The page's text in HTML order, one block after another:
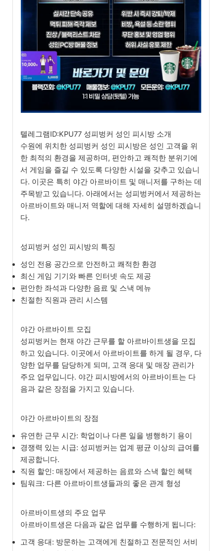
텔레그램ID:KPU77 성피벙커 성인 피시방 소개
수원에 위치한 성피벙커 성인 피시방은 성인 고객을 위
한 최적의 환경을 제공하며, 편안하고 쾌적한 분위기에
서 게임을 즐길 수 있도록 다양한 시설을 갖추고 있습니
다. 이곳은 특히 야간 아르바이트 및 매니저를 구하는 데
주목받고 있습니다. 아래에서는 성피벙커에서 제공하는
아르바이트와 매니저 역할에 대해 자세히 설명하겠습니
다.
성피벙커 성인 피시방의 특징
성인 전용 공간으로 안전하고 쾌적한 환경
최신 게임 기기와 빠른 인터넷 속도 제공
편안한 좌석과 다양한 음료 및 스낵 메뉴
친절한 직원과 관리 시스템
야간 아르바이트 모집
성피벙커는 현재 야간 근무를 할 아르바이트생을 모집
하고 있습니다. 이곳에서 아르바이트를 하게 될 경우, 다
양한 업무를 담당하게 되며, 고객 응대 및 매장 관리가
주요 업무입니다. 야간 피시방에서의 아르바이트는 다
음과 같은 장점을 가지고 있습니다.
야간 아르바이트의 장점
유연한 근무 시간: 학업이나 다른 일을 병행하기 용이
경쟁력 있는 시급: 성피벙커는 업계 평균 이상의 급여를
제공합니다.
직원 할인: 매장에서 제공하는 음료와 스낵 할인 혜택
팀워크: 다른 아르바이트생들과의 좋은 관계 형성
아르바이트생의 주요 업무
아르바이트생은 다음과 같은 업무를 수행하게 됩니다:
고객 응대: 방문하는 고객에게 친절하고 전문적인 서비